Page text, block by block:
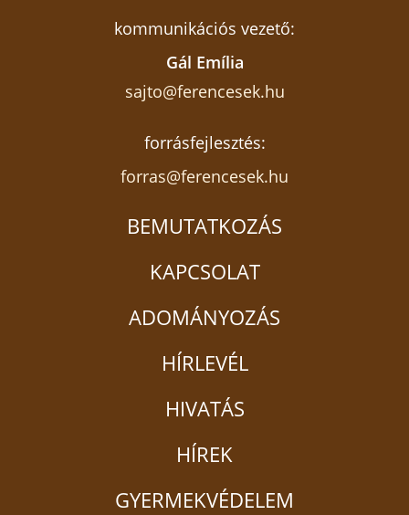
kommunikációs vezető:
Gál Emília
sajto@ferencesek.hu
forrásfejlesztés:
forras@ferencesek.hu
BEMUTATKOZÁS
KAPCSOLAT
ADOMÁNYOZÁS
HÍRLEVÉL
HIVATÁS
HÍREK
GYERMEKVÉDELEM